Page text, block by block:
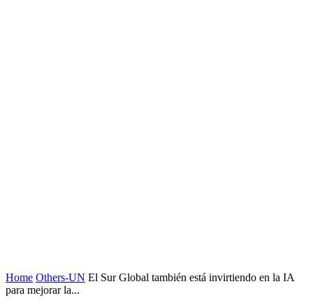
Home Others-UN El Sur Global también está invirtiendo en la IA
para mejorar la...